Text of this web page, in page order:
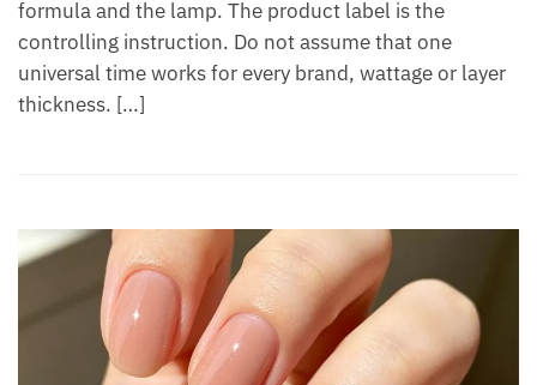
formula and the lamp. The product label is the
controlling instruction. Do not assume that one
universal time works for every brand, wattage or layer
thickness. […]